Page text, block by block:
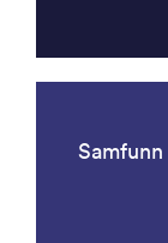
Samfunn